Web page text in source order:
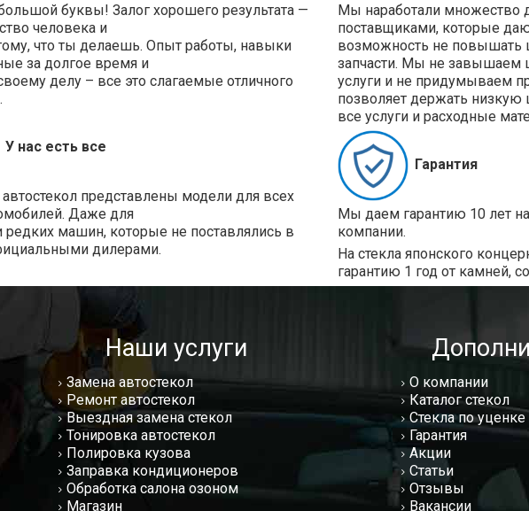
буквы! Залог хорошего результата —
человека и
что ты делаешь. Опыт работы, навыки
за долгое время и
делу – все это слагаемые отличного
У нас есть все
автостекол представлены модели для всех
Даже для
редких машин, которые не поставлялись в
дилерами.
Мы наработали множество
поставщиками, которые
возможность не повышать
запчасти. Мы не завышаем
услуги и не придумываем
позволяет держать низкую
все услуги и расходные
Гарантия
Мы даем гарантию 10 лет
компании.
На стекла японского
гарантию 1 год от камней,
Наши услуги
Замена автостекол
Ремонт автостекол
Выездная замена стекол
Тонировка автостекол
Полировка кузова
Заправка кондиционеров
Обработка салона озоном
Магазин
О компании
Каталог стекол
Стекла по уценке
Гарантия
Акции
Статьи
Отзывы
Вакансии